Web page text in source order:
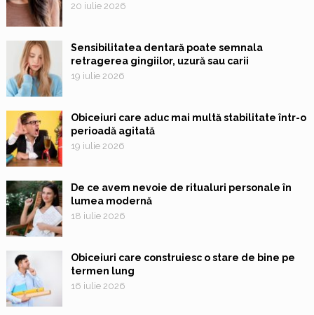
20 iulie 2026
Sensibilitatea dentară poate semnala
retragerea gingiilor, uzură sau carii
19 iulie 2026
Obiceiuri care aduc mai multă stabilitate într-o
perioadă agitată
19 iulie 2026
De ce avem nevoie de ritualuri personale în
lumea modernă
18 iulie 2026
Obiceiuri care construiesc o stare de bine pe
termen lung
16 iulie 2026